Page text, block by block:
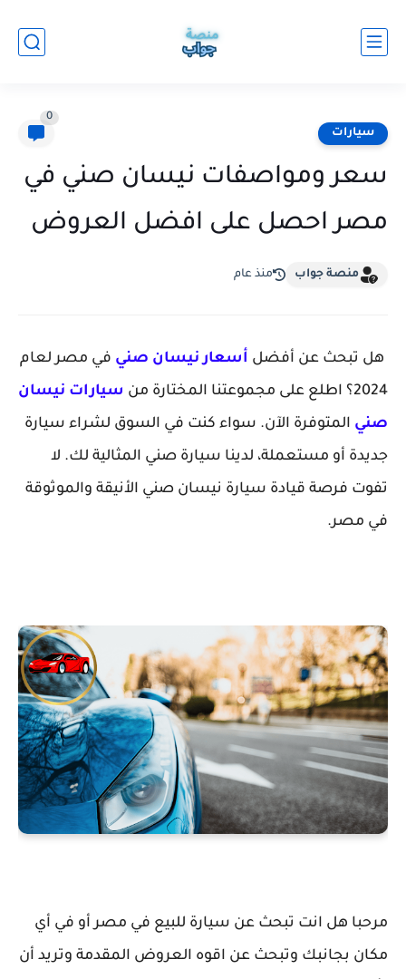
سيارات
0
سعر ومواصفات نيسان صني في
مصر احصل على افضل العروض
منصة جواب منذ عام
هل تبحث عن أفضل أسعار نيسان صني في مصر لعام
2024؟ اطلع على مجموعتنا المختارة من
سيارات نيسان
صني المتوفرة الآن. سواء كنت في السوق لشراء سيارة
جديدة أو مستعملة، لدينا سيارة صني المثالية لك. لا
تفوت فرصة قيادة سيارة نيسان صني الأنيقة والموثوقة
في مصر.
مرحبا هل انت تبحث عن سيارة للبيع في مصر أو في أي
مكان بجانبك وتبحث عن اقوه العروض المقدمة وتريد أن